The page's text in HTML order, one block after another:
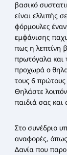
βασικό
είναι ελλιπής
φόρμουλες
εμφάνισης
πως η λεπτίνη
πρωτόγαλα και
προχωρά ο
τους 6 πρώτους
Θηλάστε
παιδιά σας
Στο συνέδριο
αναφορές,
Δανία που